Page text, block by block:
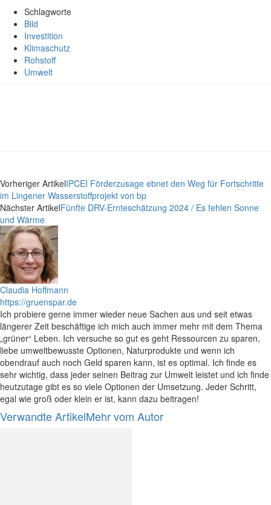
Schlagworte
Bild
Investition
Klimaschutz
Rohstoff
Umwelt
Vorheriger ArtikelIPCEI Förderzusage ebnet den Weg für Fortschritte
im Lingener Wasserstoffprojekt von bp
Nächster ArtikelFünfte DRV-Ernteschätzung 2024 / Es fehlen Sonne
und Wärme
Claudia Hoffmann
https://gruenspar.de
Ich probiere gerne immer wieder neue Sachen aus und seit etwas
längerer Zeit beschäftige ich mich auch immer mehr mit dem Thema
„grüner“ Leben. Ich versuche so gut es geht Ressourcen zu sparen,
liebe umweltbewusste Optionen, Naturprodukte und wenn ich
obendrauf auch noch Geld sparen kann, ist es optimal. Ich finde es
sehr wichtig, dass jeder seinen Beitrag zur Umwelt leistet und ich finde
heutzutage gibt es so viele Optionen der Umsetzung. Jeder Schritt,
egal wie groß oder klein er ist, kann dazu beitragen!
Verwandte ArtikelMehr vom Autor